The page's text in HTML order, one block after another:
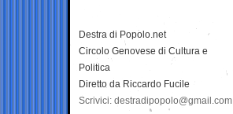
Destra di Popolo.net
Circolo Genovese di Cultura e
Politica
Diretto da Riccardo Fucile
Scrivici: destradipopolo@gmail.com